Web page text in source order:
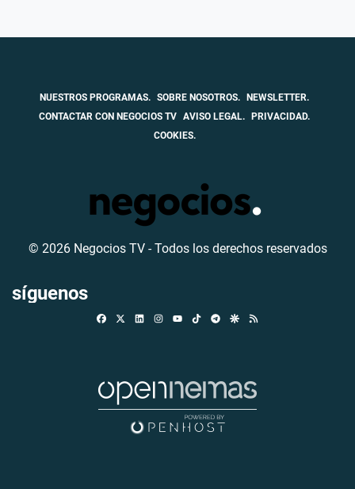
NUESTROS PROGRAMAS. SOBRE NOSOTROS.
NEWSLETTER.
CONTACTAR CON NEGOCIOS TV AVISO LEGAL.
PRIVACIDAD.
COOKIES.
© 2026 Negocios TV - Todos los derechos reservados
síguenos
FacebookLinkedinInstagramTikTokTelegramGoogle Discover